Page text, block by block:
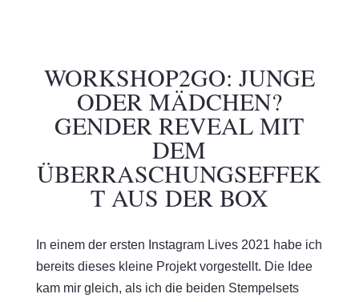
WORKSHOP2GO: JUNGE
ODER MÄDCHEN?
GENDER REVEAL MIT
DEM
ÜBERRASCHUNGSEFFEK
T AUS DER BOX
In einem der ersten Instagram Lives 2021 habe ich
bereits dieses kleine Projekt vorgestellt. Die Idee
kam mir gleich, als ich die beiden Stempelsets